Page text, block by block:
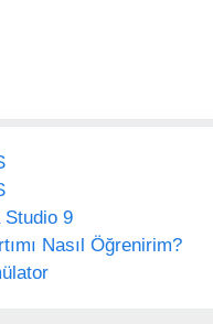
Studio 9
Nasıl Öğrenirim?